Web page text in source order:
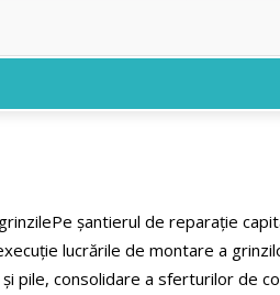
Pe șantierul de reparație
lucrările de montare a
pile, consolidare a sferturilor de